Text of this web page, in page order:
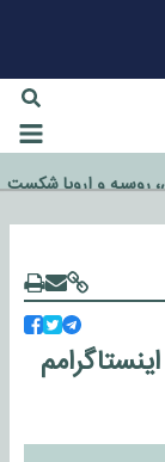
روسیه و اروپا شکست